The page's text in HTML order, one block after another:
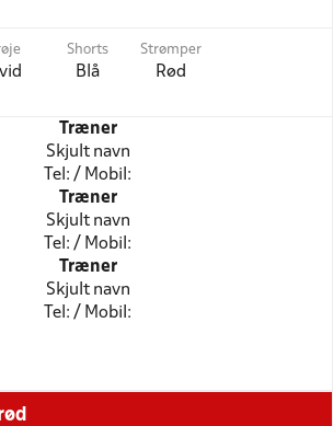
Shorts
Blå
Strømper
Rød
Træner
Skjult navn
Tel: / Mobil:
Træner
Skjult navn
Tel: / Mobil:
Træner
Skjult navn
Tel: / Mobil: